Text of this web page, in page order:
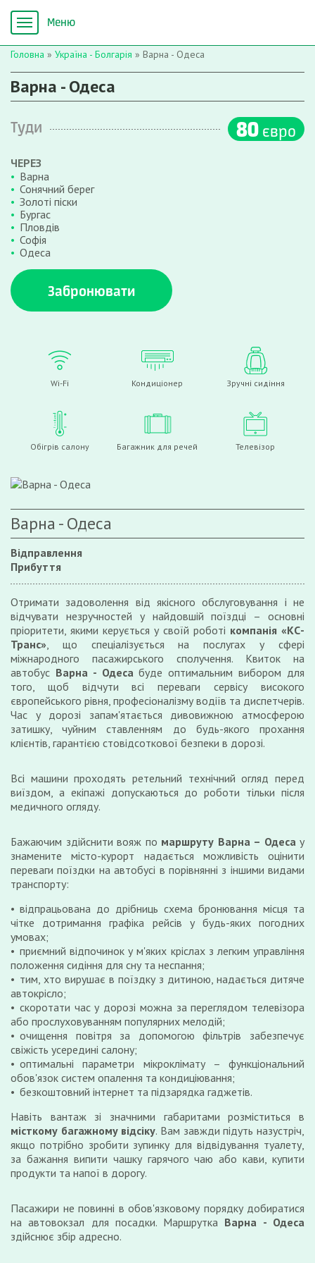
Головна » Україна - Болгарія » Варна - Одеса
Варна - Одеса
Туди 80 євро
ЧЕРЕЗ
Варна
Сонячний берег
Золоті піски
Бургас
Пловдів
Софія
Одеса
Забронювати
Wi-Fi Кондиціонер Зручні сидіння
Обігрів салону Багажник для речей Телевізор
Варна - Одеса
Відправлення
Прибуття
Отримати задоволення від якісного обслуговування і не
відчувати незручностей у найдовшій поїздці – основні
пріоритети, якими керується у своїй роботі компанія «КС-
Транс», що спеціалізується на послугах у сфері
міжнародного пасажирського сполучення. Квиток на
автобус Варна - Одесабуде оптимальним вибором для
того, щоб відчути всі переваги сервісу високого
європейського рівня, професіоналізму водіїв та диспетчерів.
Час у дорозі запам'ятається дивовижною атмосферою
затишку, чуйним ставленням до будь-якого прохання
клієнтів, гарантією стовідсоткової безпеки в дорозі.
Всі машини проходять ретельний технічний огляд перед
виїздом, а екіпажі допускаються до роботи тільки після
медичного огляду.
Бажаючим здійснити вояж по маршруту Варна – Одеса у
знамените місто-курорт надається можливість оцінити
переваги поїздки на автобусі в порівнянні з іншими видами
транспорту:
відпрацьована до дрібниць схема бронювання місця та
чітке дотримання графіка рейсів у будь-яких погодних
умовах;
приємний відпочинок у м'яких кріслах з легким управління
положення сидіння для сну та неспання;
тим, хто вирушає в поїздку з дитиною, надається дитяче
автокрісло;
скоротати час у дорозі можна за переглядом телевізора
або прослуховуванням популярних мелодій;
очищення повітря за допомогою фільтрів забезпечує
свіжість усередині салону;
оптимальні параметри мікроклімату – функціональний
обов'язок систем опалення та кондиціювання;
безкоштовний інтернет та підзарядка гаджетів.
Навіть вантаж зі значними габаритами розміститься в
місткому багажному відсіку. Вам завжди підуть назустріч,
якщо потрібно зробити зупинку для відвідування туалету,
за бажання випити чашку гарячого чаю або кави, купити
продукти та напої в дорогу.
Пасажири не повинні в обов'язковому порядку добиратися
на автовокзал для посадки. Маршрутка Варна - Одеса
здійснює збір адресно.